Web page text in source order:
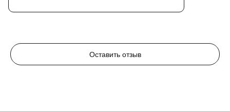
Оставить отзыв